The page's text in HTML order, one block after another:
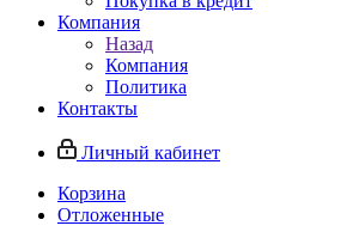
Компания
Назад
Компания
Политика
Контакты
Личный кабинет
Корзина
Отложенные